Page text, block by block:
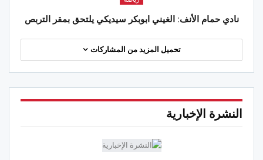
نادي حمام الأنف: الغيني ابوبكر سيديكي يلتحق بمقر التربص
تحميل المزيد من المشاركات
النشرة الإخبارية